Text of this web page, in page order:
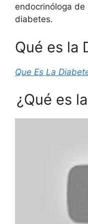
endocrinóloga de
diabetes.
Qué es la
Que Es La
¿Qué es